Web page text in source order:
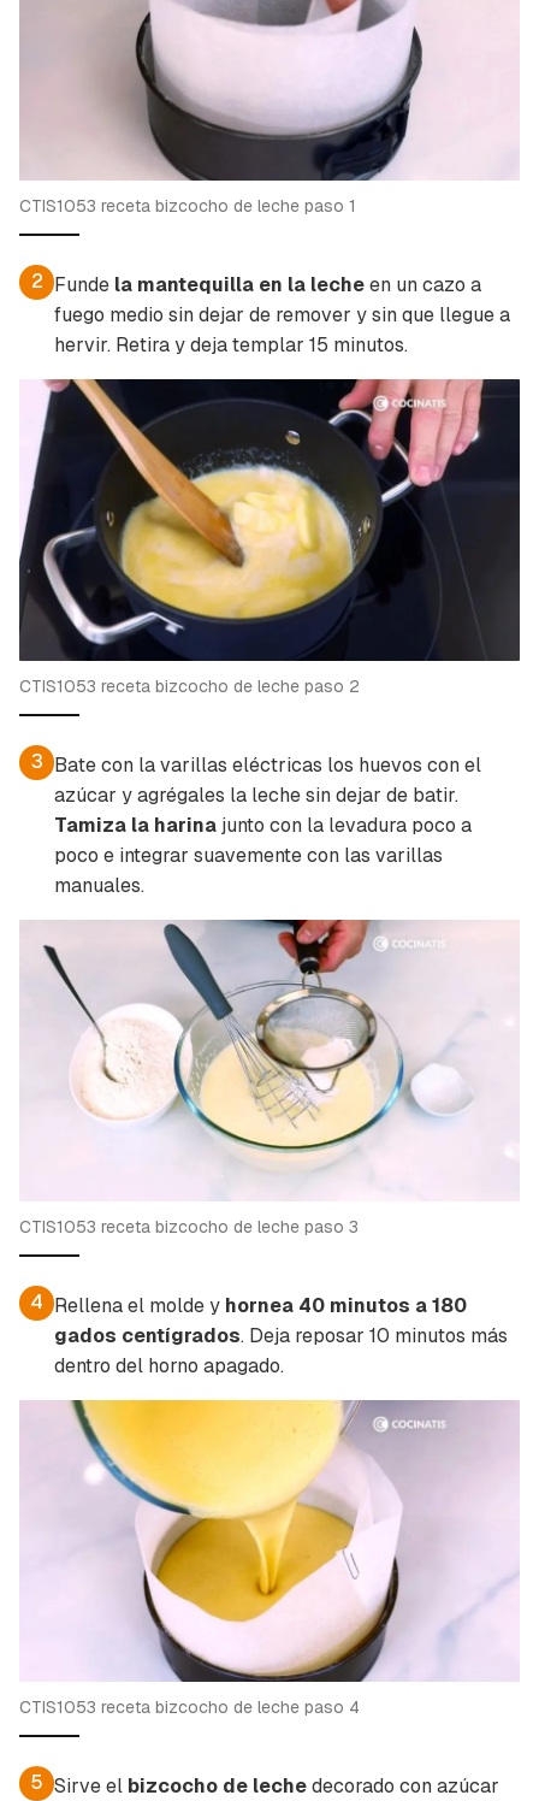
CTIS1053 receta bizcocho de leche paso 1
2 Funde la mantequilla en la lecheen un cazo a
fuego medio sin dejar de remover y sin que llegue a
hervir. Retira y deja templar 15 minutos.
CTIS1053 receta bizcocho de leche paso 2
3 Bate con la varillas eléctricas los huevos con el
azúcar y agrégales la leche sin dejar de batir.
Tamiza la harina junto con la levadura poco a
poco e integrar suavemente con las varillas
manuales.
CTIS1053 receta bizcocho de leche paso 3
4 Rellena el molde y hornea 40 minutos a 180
gados centígrados. Deja reposar 10 minutos más
dentro del horno apagado.
CTIS1053 receta bizcocho de leche paso 4
5 Sirve el bizcocho de lechedecorado con azúcar